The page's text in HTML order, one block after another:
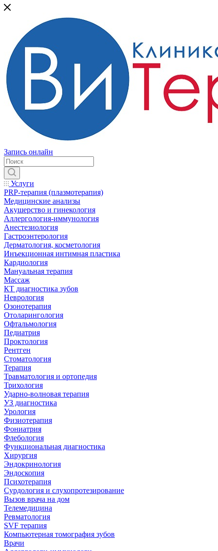
Запись онлайн
Услуги
PRP-терапия (плазмотерапия)
Медицинские анализы
Акушерство и гинекология
Аллергология-иммунология
Анестезиология
Гастроэнтерология
Дерматология, косметология
Инъекционная интимная пластика
Кардиология
Мануальная терапия
Массаж
КТ диагностика зубов
Неврология
Озонотерапия
Отоларингология
Офтальмология
Педиатрия
Проктология
Рентген
Стоматология
Терапия
Травматология и ортопедия
Трихология
Ударно-волновая терапия
УЗ диагностика
Урология
Физиотерапия
Фониатрия
Флебология
Функциональная диагностика
Хирургия
Эндокринология
Эндоскопия
Психотерапия
Сурдология и слухопротезирование
Вызов врача на дом
Телемедицина
Ревматология
SVF терапия
Компьютерная томография зубов
Врачи